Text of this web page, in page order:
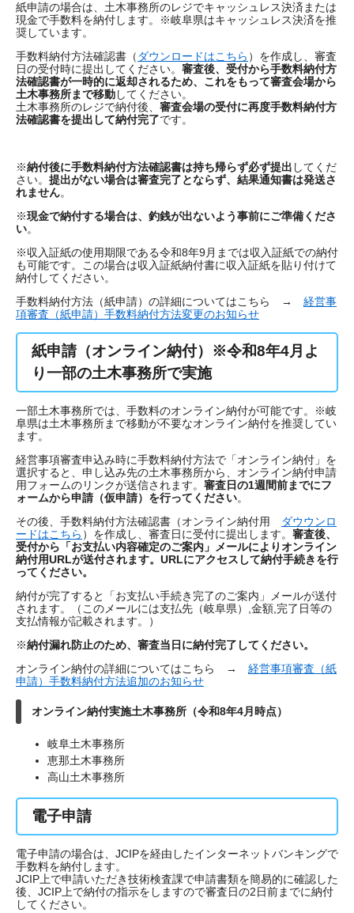
紙申請の場合は、土木事務所のレジでキャッシュレス決済または
現金で手数料を納付します。※岐阜県はキャッシュレス決済を推
奨しています。
手数料納付方法確認書（ ダウンロードはこちら ）を作成し、審査
日の受付時に提出してください。 審査後、受付から手数料納付方
法確認書が一時的に返却されるため、これをもって審査会場から
土木事務所まで移動してください。
土木事務所のレジで納付後、 審査会場の受付に再度手数料納付方
法確認書を提出して納付完了です。
※納付後に手数料納付方法確認書は持ち帰らず必ず提出 してくだ
さい。 提出がない場合は審査完了とならず、結果通知書は発送さ
れません。
※現金で納付する場合は、釣銭が出ないよう事前にご準備くださ
い。
※収入証紙の使用期限である令和8年9月までは収入証紙での納付
も可能です。この場合は収入証紙納付書に収入証紙を貼り付けて
納付してください。
手数料納付方法（紙申請）の詳細についてはこちら → 経営事
項審査（紙申請）手数料納付方法変更のお知らせ
紙申請（オンライン納付）※令和8年4月よ
り一部の土木事務所で実施
一部土木事務所では、手数料のオンライン納付が可能です。※岐
阜県は土木事務所まで移動が不要なオンライン納付を推奨してい
ます。
経営事項審査申込み時に手数料納付方法で「オンライン納付」を
選択すると、申し込み先の土木事務所から、オンライン納付申請
用フォームのリンクが送信されます。 審査日の1週間前までにフ
ォームから申請（仮申請）を行ってください。
その後、手数料納付方法確認書（オンライン納付用
ダウウンロ
ードはこちら ）を作成し、審査日に受付に提出します。 審査後、
受付から「お支払い内容確定のご案内」メールによりオンライン
納付用URLが送付されます。URLにアクセスして納付手続きを行
ってください。
納付が完了すると「お支払い手続き完了のご案内」メールが送付
されます。（このメールには支払先（岐阜県）,金額,完了日等の
支払情報が記載されます。）
※納付漏れ防止のため、審査当日に納付完了してください。
オンライン納付の詳細についてはこちら → 経営事項審査（紙
申請）手数料納付方法追加のお知らせ
オンライン納付実施土木事務所（令和8年4月時点）
岐阜土木事務所
恵那土木事務所
高山土木事務所
電子申請
電子申請の場合は、JCIPを経由したインターネットバンキングで
手数料を納付します。
JCIP上で申請いただき技術検査課で申請書類を簡易的に確認した
後、JCIP上で納付の指示をしますので審査日の2日前までに納付
してください。